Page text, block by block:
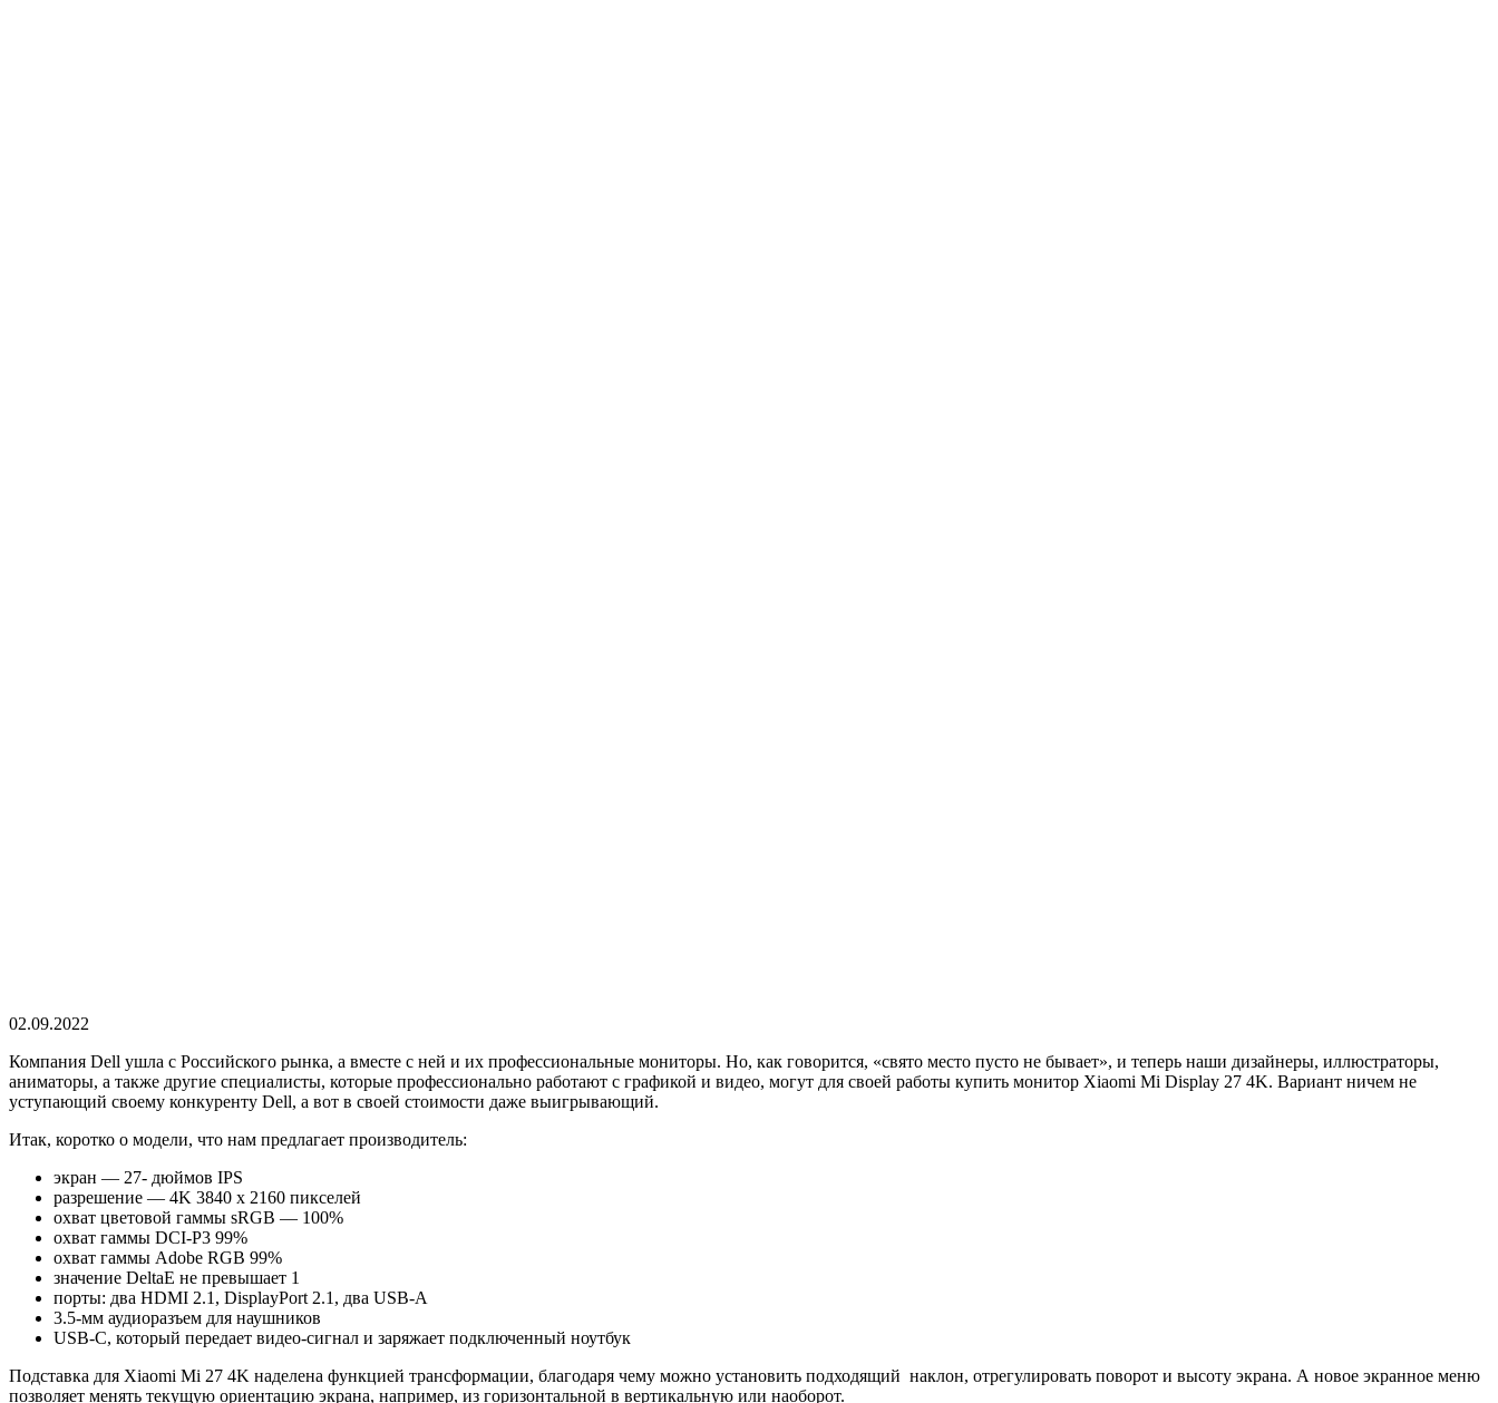
02.09.2022
Компания Dell ушла с Российского рынка, а вместе с ней и их профессиональные мониторы. Но, как говорится, «свято место пусто не бывает», и теперь наши дизайнеры, иллюстраторы,
аниматоры, а также другие специалисты, которые профессионально работают с графикой и видео, могут для своей работы купить монитор Xiaomi Mi Display 27 4K. Вариант ничем не
уступающий своему конкуренту Dell, а вот в своей стоимости даже выигрывающий.
Итак, коротко о модели, что нам предлагает производитель:
экран — 27- дюймов IPS
разрешение — 4K 3840 х 2160 пикселей
охват цветовой гаммы sRGB — 100%
охват гаммы DCI-P3 99%
охват гаммы Adobe RGB 99%
значение DeltaE не превышает 1
порты: два HDMI 2.1, DisplayPort 2.1, два USB-A
3.5-мм аудиоразъем для наушников
USB-C, который передает видео-сигнал и заряжает подключенный ноутбук
Подставка для Xiaomi Mi 27 4K наделена функцией трансформации, благодаря чему можно установить подходящий наклон, отрегулировать поворот и высоту экрана. А новое экранное меню
позволяет менять текущую ориентацию экрана, например, из горизонтальной в вертикальную или наоборот.